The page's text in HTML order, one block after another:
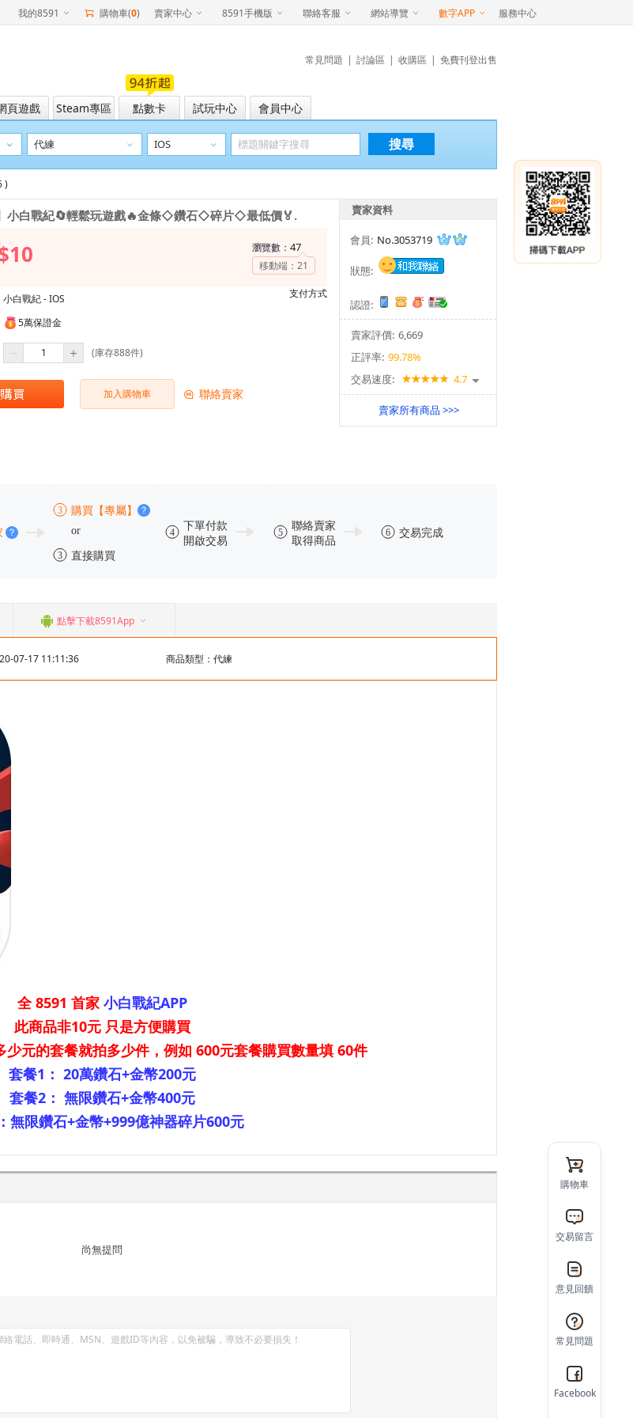
我的8591 購物車(0) 賣家中心 8591手機版 聯絡客服 網站導覽 數字APP 服務中心
常見問題 | 討論區 | 收購區 | 免費刊登出售
頁遊戲 Steam專區 點數卡 試玩中心 會員中心
搜尋
)
】小白戰紀🔄輕鬆玩遊戲🔥金條◇鑽石◇碎片◇最低價🏅.
瀏覽數： 47
移動端： 21
小白戰紀 - IOS
5萬保證金
(庫存888件)
加入購物車 聯絡賣家
支付方式
賣家資料
會員: No.3053719
狀態:
認證:
賣家評價: 6,669
正評率: 99.78%
交易速度:
4.7
賣家所有商品 >>>
點擊下載8591App
07-17 11:11:36 商品類型：代練
全 8591 首家 小白戰紀APP
此商品非10元 只是方便購買
少元的套餐就拍多少件，例如 600元套餐購買數量填 60件
套餐1： 20萬鑽石+金幣200元
套餐2： 無限鑽石+金幣400元
無限鑽石+金幣+999億神器碎片600元
尚無提問
購物車
交易留言
意見回饋
常見問題
Facebook